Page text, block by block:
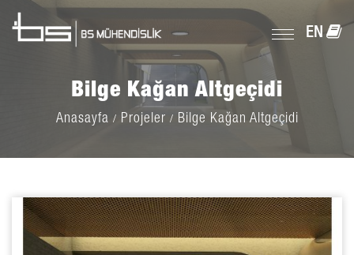
EN
Bilge Kağan Altgeçidi
Anasayfa Projeler Bilge Kağan Altgeçidi